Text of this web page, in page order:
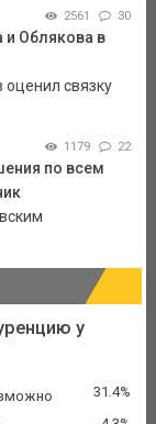
2561 30
и Облякова в
связку
1179 22
по всем
у
31.4%